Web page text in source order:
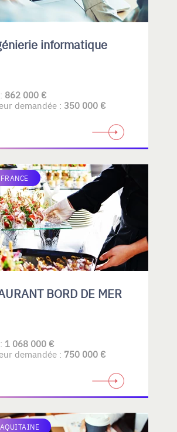
informatique
862 000 €
demandée : 350 000 €
BORD DE MER
1 068 000 €
demandée : 750 000 €